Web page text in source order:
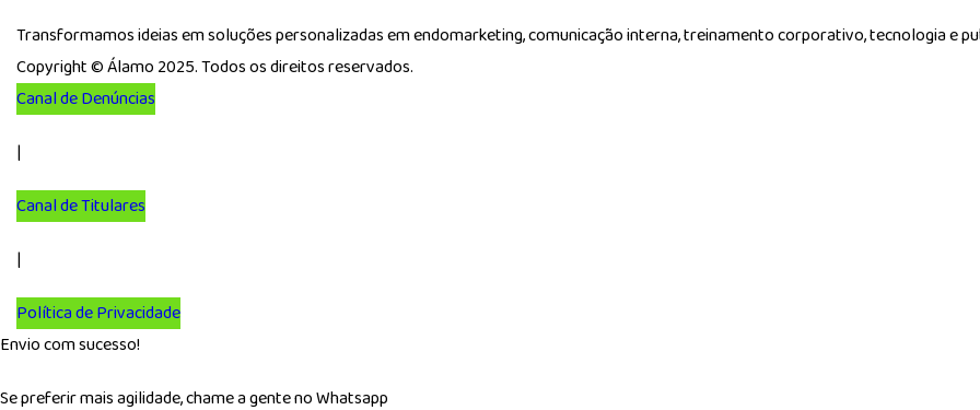
Transformamos ideias em soluções personalizadas em endomarketing, comunicação interna, treinamento corporativo, tecnologia e
Copyright ©Álamo 2025. Todos os direitos reservados.
Canal de Denúncias
|
Canal de Titulares
|
Política de Privacidade
Envio com sucesso!
Se preferir mais agilidade, chame a gente no Whatsapp